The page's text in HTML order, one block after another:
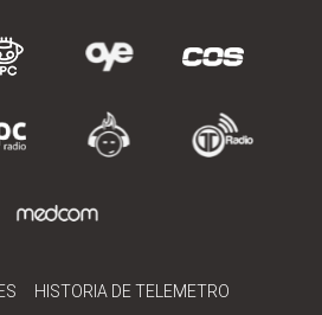
HISTORIA DE TELEMETRO